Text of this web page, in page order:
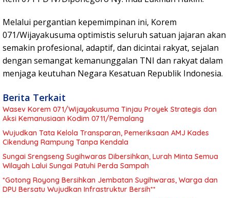
Melalui pergantian kepemimpinan ini, Korem
071/Wijayakusuma optimistis seluruh satuan jajaran akan
semakin profesional, adaptif, dan dicintai rakyat, sejalan
dengan semangat kemanunggalan TNI dan rakyat dalam
menjaga keutuhan Negara Kesatuan Republik Indonesia.
Berita Terkait
Wasev Korem 071/Wijayakusuma Tinjau Proyek Strategis dan
Aksi Kemanusiaan Kodim 0711/Pemalang
Wujudkan Tata Kelola Transparan, Pemeriksaan AMJ Kades
Cikendung Rampung Tanpa Kendala
Sungai Srengseng Sugihwaras Dibersihkan, Lurah Minta Semua
Wilayah Lalui Sungai Patuhi Perda Sampah
*Gotong Royong Bersihkan Jembatan Sugihwaras, Warga dan
DPU Bersatu Wujudkan Infrastruktur Bersih**